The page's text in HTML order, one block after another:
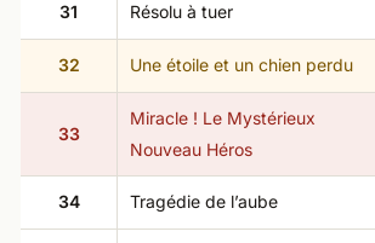
31 Résolu à tuer
32 Une étoile et un chien perdu
33
Miracle ! Le Mystérieux
Nouveau Héros
34 Tragédie de l’aube